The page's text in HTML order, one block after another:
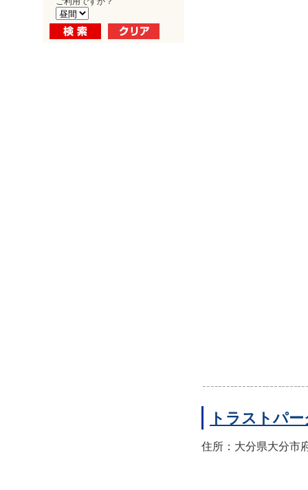
トラストパ
住所：大分県大分市